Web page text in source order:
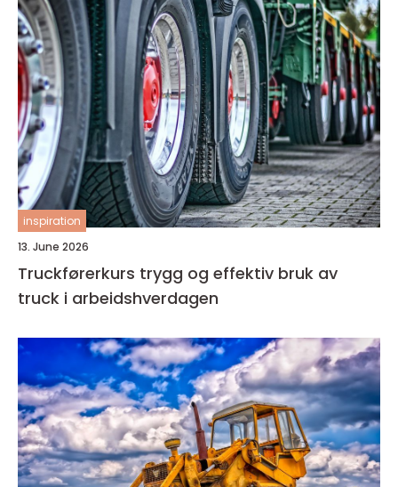
inspiration
13. June 2026
Truckførerkurs trygg og effektiv bruk av
truck i arbeidshverdagen